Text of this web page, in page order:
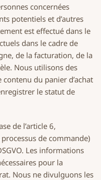
concernées
potentiels et d’autres
est effectué dans le
dans le cadre de
de la facturation, de la
Nous utilisons des
du panier d’achat
le statut de
de l’article 6,
de commande)
Les informations
pour la
Nous ne divulguons les